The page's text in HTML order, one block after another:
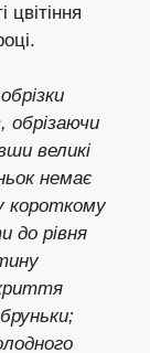
цвітіння
обрізаючи
великі
немає
короткому
до рівня